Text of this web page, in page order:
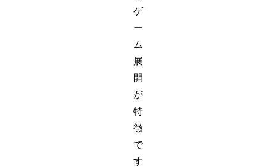
ゲ
ー
ム
展
開
が
特
徴
で
す